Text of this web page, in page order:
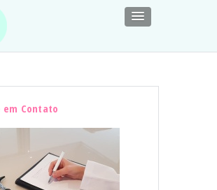
em Contato